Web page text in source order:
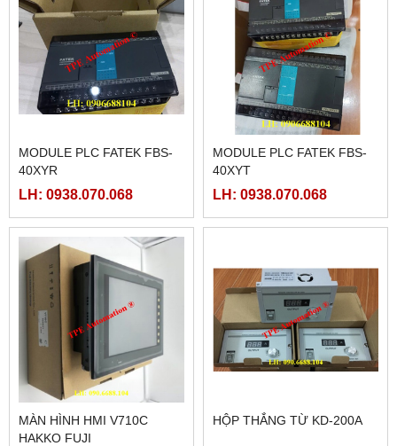
MODULE PLC FATEK FBS-
40XYR
LH: 0938.070.068
MODULE PLC FATEK FBS-
40XYT
LH: 0938.070.068
MÀN HÌNH HMI V710C
HAKKO FUJI
HỘP THẮNG TỪ KD-200A